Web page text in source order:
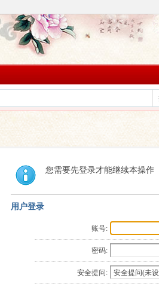
您需要先登录才能继续本操作
用户登录
账号:
密码:
安全提问: